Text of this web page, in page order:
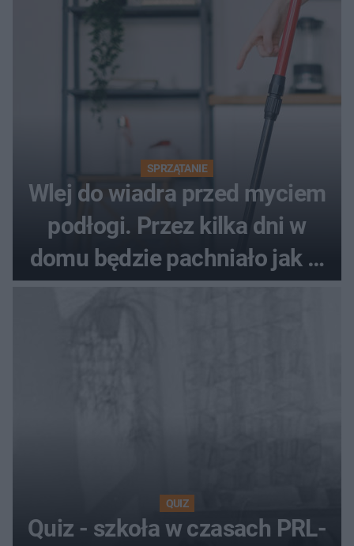
SPRZĄTANIE
Wlej do wiadra przed myciem
podłogi. Przez kilka dni w
domu będzie pachniało jak w
QUIZ
Quiz - szkoła w czasach PRL-